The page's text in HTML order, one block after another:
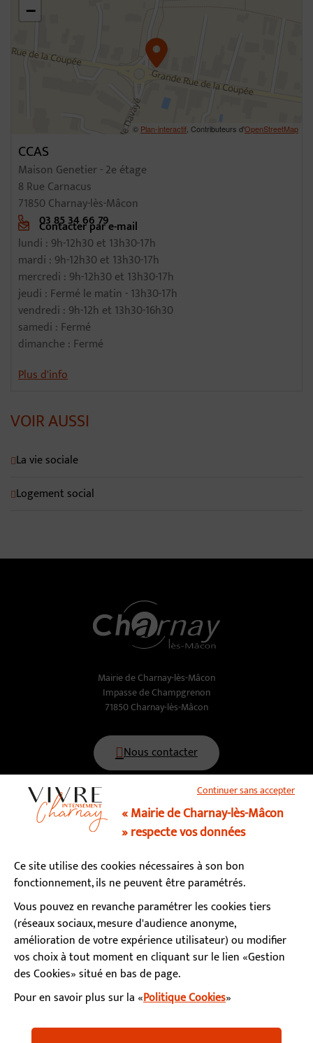
−
© Plan-interactif, Contributeurs d'OpenStreetMap
CCAS
Maison Genetier - 2e étage
8 Rue Carnacus
71850 Charnay-lès-Mâcon
03 85 34 66 79
Contacter par e-mail
lundi : 9h-12h30 et 13h30-17h
mardi : 9h-12h30 et 13h30-17h
mercredi : 9h-12h30 et 13h30-17h
jeudi : Fermé le matin - 13h30-17h
vendredi : 9h-12h et 13h30-16h30
samedi : Fermé
dimanche : Fermé
Plus d'info
VOIR AUSSI
La vie sociale
Logement social
Mairie de Charnay-lès-Mâcon
Impasse de Champgrenon
71850 Charnay-lès-Mâcon
Nous contacter
03 85 34 15 70
Lundi, mardi, mercredi, vendredi : 9h - 12h / 13h - 17h
Jeudi : fermé le matin / 13h - 17h
Samedi : 9h - 12h (permanence état-civil)
S’abonner à la newsletter
FacebookInstagram
YouTubeLinkedInCalaméo
Continuer sans accepter
« Mairie de Charnay-lès-Mâcon
» respecte vos données
Ce site utilise des cookies nécessaires à son bon
fonctionnement, ils ne peuvent être paramétrés.
Vous pouvez en revanche paramétrer les cookies tiers
(réseaux sociaux, mesure d'audience anonyme,
amélioration de votre expérience utilisateur) ou modifier
vos choix à tout moment en cliquant sur le lien «Gestion
des Cookies» situé en bas de page.
Pour en savoir plus sur la «Politique Cookies»